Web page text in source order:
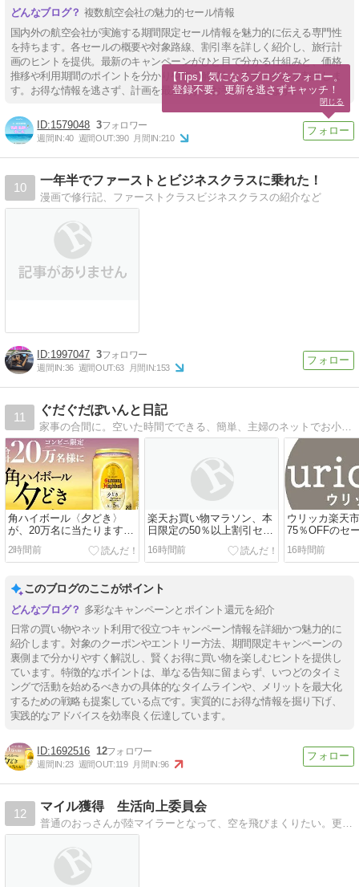
複数航空会社の魅力的セール情報
国内外の航空会社が実施する期間限定セール情報を魅力的に伝える専門性
を持ちます。各セールの概要や対象路線、割引率を詳しく紹介し、旅行計
画のヒントを提供。最新のキャンペーンがひと目で分かる仕組みと、価格
推移や利用期間のポイントを分かりやすく解説し、読者の旅心を刺激しま
す。お得な情報を逃さず、計画を最適化するお手伝いをします。
1579048 3
週間IN:40 週間OUT:390 月間IN:210
10
一年半でファーストとビジネスクラスに乗れた！
漫画で修行記、ファーストクラスビジネスクラスの紹介など
1997047 3
週間IN:36 週間OUT:63 月間IN:153
11
ぐだぐだぽいんと日記
家事の合間に。空いた時間でできる、簡単、主婦のネットでお小遣い稼ぎ
角ハイボール〈夕どき〉
が、20万名に当たります。
8/17まで。
2時間前
楽天お買い物マラソン、本
日限定の50％以上割引セー
ル開催中。
16時間前
ウリッカ楽天
75％OFFのセ
12:59まで開
限定60％OFF
16時間前
このブログのここがポイント
多彩なキャンペーンとポイント還元を紹介
日常の買い物やネット利用で役立つキャンペーン情報を詳細かつ魅力的に
紹介します。対象のクーポンやエントリー方法、期間限定キャンペーンの
裏側まで分かりやすく解説し、賢くお得に買い物を楽しむヒントを提供し
ています。特徴的なポイントは、単なる告知に留まらず、いつどのタイミ
ングで活動を始めるべきかの具体的なタイムラインや、メリットを最大化
するための戦略も提案している点です。実質的にお得な情報を掘り下げ、
実践的なアドバイスを効率良く伝達しています。
1692516 12
週間IN:23 週間OUT:119 月間IN:96
12
マイル獲得 生活向上委員会
普通のおっさんが陸マイラーとなって、空を飛びまくりたい。更にはSFCを目指したりしたい。そんな奮闘記です。
【Tips】気になるブログをフォロー。
登録不要。更新を逃さずキャッチ！
閉じる